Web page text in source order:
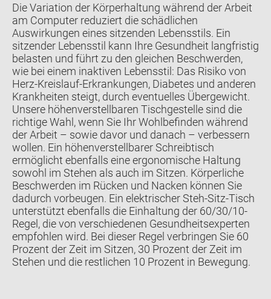
Die Variation der Körperhaltung während der Arbeit
am Computer reduziert die schädlichen
Auswirkungen eines sitzenden Lebensstils. Ein
sitzender Lebensstil kann Ihre Gesundheit langfristig
belasten und führt zu den gleichen Beschwerden,
wie bei einem inaktiven Lebensstil: Das Risiko von
Herz-Kreislauf-Erkrankungen, Diabetes und anderen
Krankheiten steigt, durch eventuelles Übergewicht.
Unsere höhenverstellbaren Tischgestelle sind die
richtige Wahl, wenn Sie Ihr Wohlbefinden während
der Arbeit – sowie davor und danach – verbessern
wollen. Ein höhenverstellbarer Schreibtisch
ermöglicht ebenfalls eine ergonomische Haltung
sowohl im Stehen als auch im Sitzen. Körperliche
Beschwerden im Rücken und Nacken können Sie
dadurch vorbeugen. Ein elektrischer Steh-Sitz-Tisch
unterstützt ebenfalls die Einhaltung der 60/30/10-
Regel, die von verschiedenen Gesundheitsexperten
empfohlen wird. Bei dieser Regel verbringen Sie 60
Prozent der Zeit im Sitzen, 30 Prozent der Zeit im
Stehen und die restlichen 10 Prozent in Bewegung.